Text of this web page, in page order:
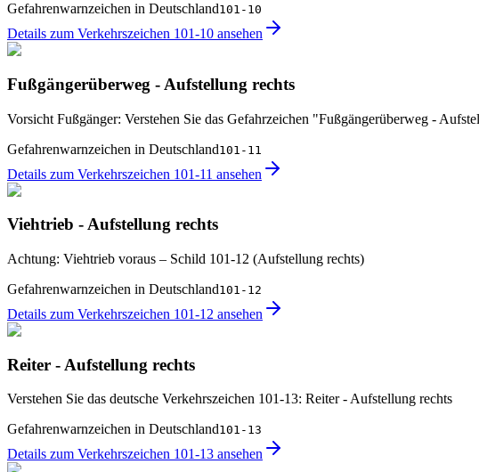
Gefahrenwarnzeichen in Deutschland101-10
Details zum Verkehrszeichen 101-10 ansehen
Fußgängerüberweg - Aufstellung rechts
Vorsicht Fußgänger: Verstehen Sie das Gefahrzeichen "Fußgängerüberweg -
Gefahrenwarnzeichen in Deutschland101-11
Details zum Verkehrszeichen 101-11 ansehen
Viehtrieb - Aufstellung rechts
Achtung: Viehtrieb voraus – Schild 101-12 (Aufstellung rechts)
Gefahrenwarnzeichen in Deutschland101-12
Details zum Verkehrszeichen 101-12 ansehen
Reiter - Aufstellung rechts
Verstehen Sie das deutsche Verkehrszeichen 101-13: Reiter - Aufstellung rechts
Gefahrenwarnzeichen in Deutschland101-13
Details zum Verkehrszeichen 101-13 ansehen